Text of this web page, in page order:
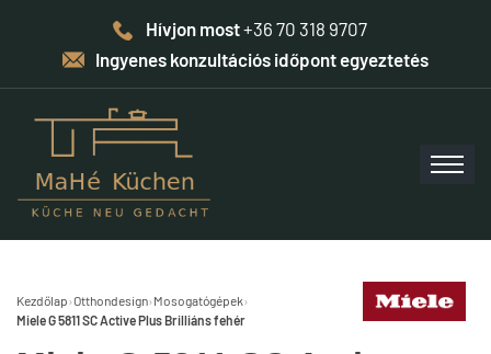
Hívjon most+36 70 318 9707
Ingyenes konzultációs időpont egyeztetés
Kezdőlap›Otthondesign› Mosogatógépek›
Miele G 5811 SC Active Plus Brilliáns fehér